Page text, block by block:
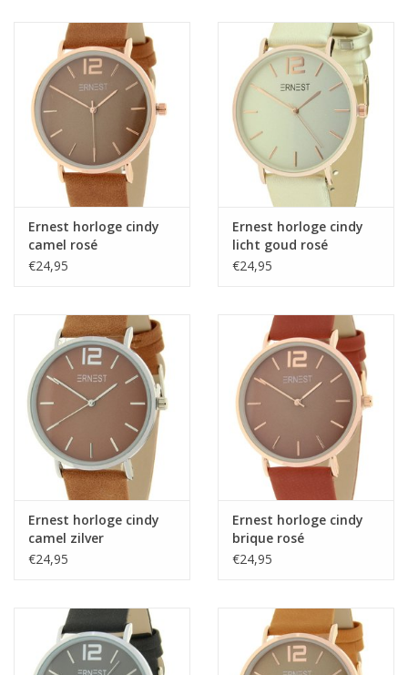
Ernest horloge cindy
camel rosé
€24,95
Ernest horloge cindy
licht goud rosé
€24,95
Ernest horloge cindy
camel zilver
€24,95
Ernest horloge cindy
brique rosé
€24,95